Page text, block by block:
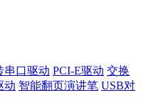
串口驱动 PCI-E驱动 交换
动 智能翻页演讲笔 USB对